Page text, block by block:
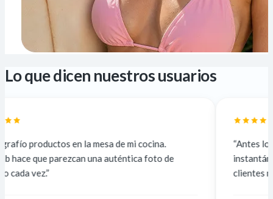
Lo que dicen nuestros usuarios
la mesa de mi cocina.
una auténtica foto de
“Antes lo subcontrataba
instantáneo y gratis. La
clientes no lo notan.”